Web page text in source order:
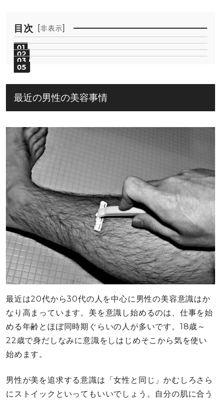
目次 [非表示]
最近の男性の美容事情
最近は20代から30代の人を中心に男性の美容意識はか
なり高まっています。美を意識し始めるのは、仕事を始
める年齢とほぼ同時期ぐらいの人が多いです。18歳～
22歳で身だしなみに意識をしはじめそこから気を使い
始めます。
男性が美を追求する意識は「女性と同じ」かむしろさら
にストイックといってもいいでしょう。自分の肌に合う